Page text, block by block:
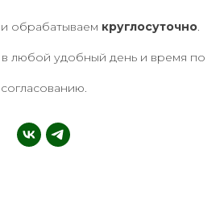
обрабатываем круглосуточно.
любой удобный день и время по
согласованию.